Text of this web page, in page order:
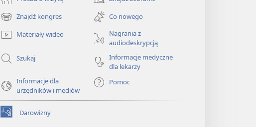
(opens
new
window)
Znajdź kongres
(opens
new
window)
Co nowego
Materiały wideo
Nagrania z
audiodeskrypcją
Szukaj
Informacje medyczne
dla lekarzy
Informacje dla
urzędników i mediów
Pomoc
Darowizny
(opens